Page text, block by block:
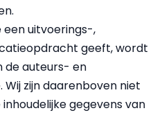
uitvoerings-,
geeft, wordt
de auteurs- en
zijn daarenboven niet
gegevens van